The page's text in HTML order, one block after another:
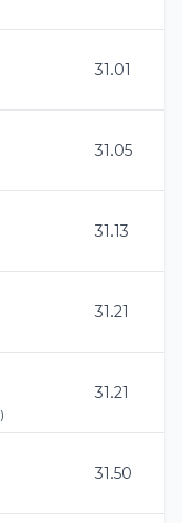
31.01
31.05
31.13
31.21
)
31.21
31.50